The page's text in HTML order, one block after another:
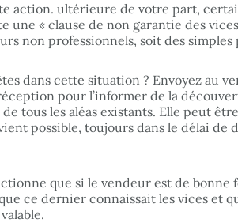
action. ultérieure de votre part,
une « clause de non garantie des
non professionnels, soit des
dans cette situation ? Envoyez au
pour l’informer de la
tous les aléas existants. Elle peut
possible, toujours dans le délai de
que si le vendeur est de bonne
ce dernier connaissait les vices et